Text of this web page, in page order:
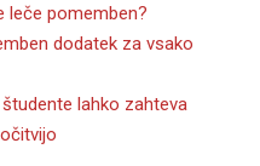
leče pomemben?
dodatek za vsako
lahko zahteva